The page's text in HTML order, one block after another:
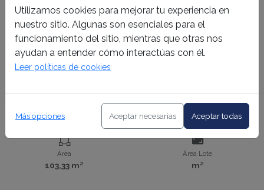
Utilizamos cookies para mejorar tu experiencia en
nuestro sitio. Algunas son esenciales para el
funcionamiento del sitio, mientras que otras nos
ayudan a entender cómo interactúas con él.
Leer políticas de cookies
Más opciones Aceptar necesarias Aceptar todas
Área
103,33 m²
Área Lote
m²